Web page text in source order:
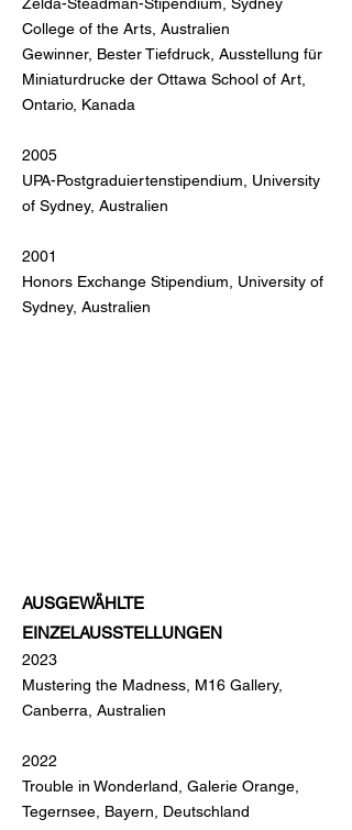
College of the Arts, Australien
Gewinner, Bester Tiefdruck, Ausstellung für
Miniaturdrucke der Ottawa School of Art,
Ontario, Kanada
2005
UPA-Postgraduiertenstipendium, University
of Sydney, Australien
2001
Honors Exchange Stipendium, University of
Sydney, Australien
AUSGEWÄHLTE
EINZELAUSSTELLUNGEN
2023
Mustering the Madness, M16 Gallery,
Canberra, Australien
2022
Trouble in Wonderland, Galerie Orange,
Tegernsee, Bayern, Deutschland